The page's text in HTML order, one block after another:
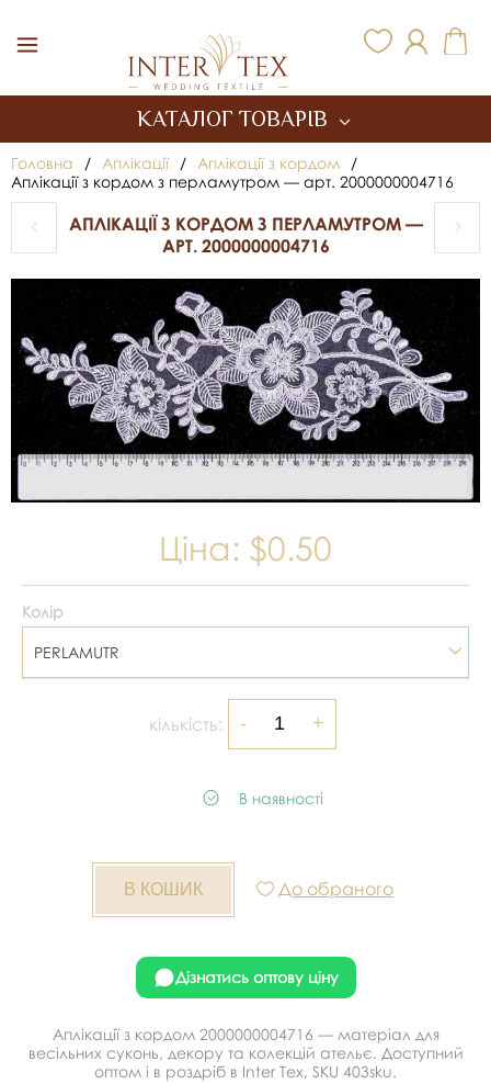
КАТАЛОГ ТОВАРІВ
Головна / Аплікації / Аплікації з кордом
/
Аплікації з кордом з перламутром — арт. 2000000004716
АПЛІКАЦІЇ З КОРДОМ З ПЕРЛАМУТРОМ —
АРТ. 2000000004716
Ціна: $0.50
Колір
PERLAMUTR
кількість:
В наявності
До обраного
Дізнатись оптову ціну
Аплікації з кордом 2000000004716 — матеріал для
весільних суконь, декору та колекцій ательє. Доступний
оптом і в роздріб в Inter Tex, SKU 403sku.